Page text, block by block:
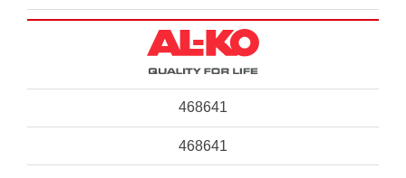
468641
468641